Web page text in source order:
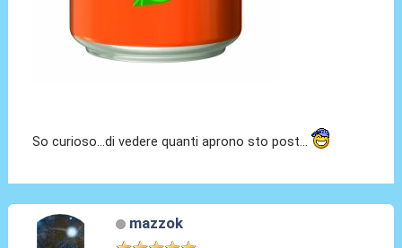
So curioso...di vedere quanti aprono sto post...
mazzok